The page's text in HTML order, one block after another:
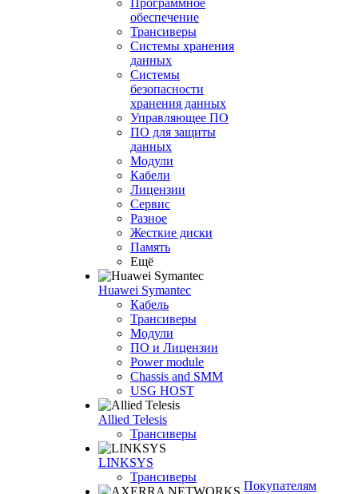
Программное
обеспечение
Трансиверы
Системы хранения
данных
Системы
безопасности
хранения данных
Управляющее ПО
ПО для защиты
данных
Модули
Кабели
Лицензии
Сервис
Разное
Жесткие диски
Память
Ещё
Huawei Symantec
Кабель
Трансиверы
Модули
ПО и Лицензии
Power module
Chassis and SMM
USG HOST
Allied Telesis
Трансиверы
LINKSYS
Трансиверы
Покупателям